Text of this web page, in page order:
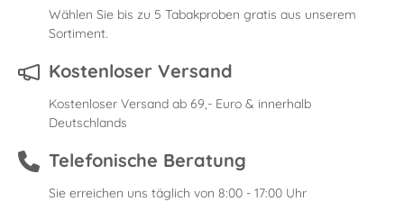
Wählen Sie bis zu 5 Tabakproben gratis aus unserem
Sortiment.
Kostenloser Versand
Kostenloser Versand ab 69,- Euro & innerhalb
Deutschlands
Telefonische Beratung
Sie erreichen uns täglich von 8:00 - 17:00 Uhr